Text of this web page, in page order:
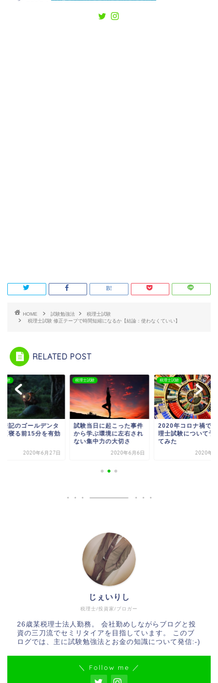
HOME 試験勉強法
税理士試験
税理士試験 修正テープで時間短縮になるか【結論：使わなくていい】
RELATED POST
試験
当日に起こった事件
学ぶ環境に左右され
2020年6月6日
税理士試験
2020年コロナ禍での税
理士試験について予想し
てみた
2020年6月9日
税理士試験
理論暗記のゴールデ
イム【寝る前15分を
活用】
2020年6
税理士/投資家/ブロガー
じぇいりし
26歳某税理士法人勤務。 会社勤めしながらブログと投
資の三刀流でセミリタイアを目指しています。 このブ
ログでは、主に試験勉強法とお金の知識について発信:-)
＼ Follow me ／